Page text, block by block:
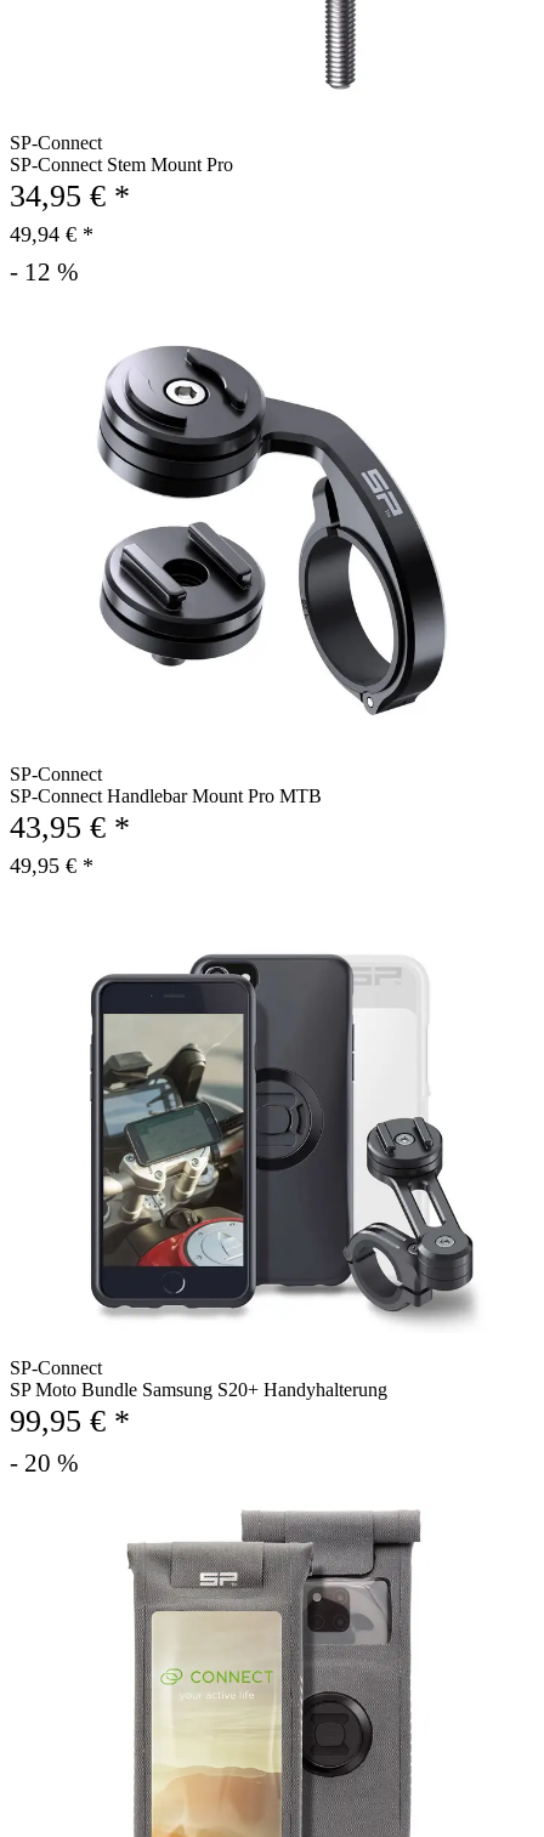
SP-Connect
SP-Connect Stem Mount Pro
34,95 € *
49,94 € *
- 12 %
SP-Connect
SP-Connect Handlebar Mount Pro MTB
43,95 € *
49,95 € *
SP-Connect
SP Moto Bundle Samsung S20+ Handyhalterung
99,95 € *
- 20 %